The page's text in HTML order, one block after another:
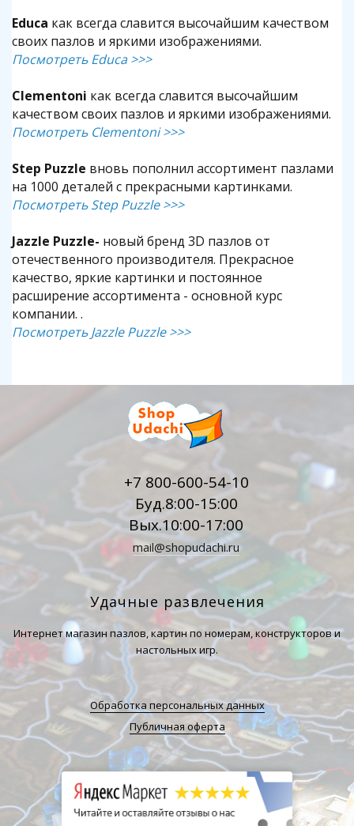
Educa как всегда славится высочайшим качеством
своих пазлов и яркими изображениями.
Посмотреть Educa >>>
Clementoni как всегда славится высочайшим
качеством своих пазлов и яркими изображениями.
Посмотреть Clementoni >>>
Step Puzzle вновь пополнил ассортимент пазлами
на 1000 деталей с прекрасными картинками.
Посмотреть Step Puzzle>>>
Jazzle Puzzle- новый бренд 3D пазлов от
отечественного производителя. Прекрасное
качество, яркие картинки и постоянное
расширение ассортимента - основной курс
компании. .
Посмотреть Jazzle Puzzle>>>
+7 800-600-54-10
Буд.8:00-15:00
Вых.10:00-17:00
mail@shopudachi.ru
Удачные развлечения
Интернет магазин пазлов, картин по номерам, конструкторов и
настольных игр.
Обработка персональных данных
Публичная оферта